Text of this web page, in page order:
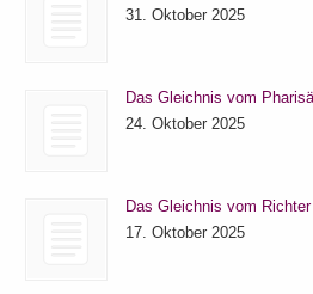
31. Oktober 2025
Das Gleichnis vom
24. Oktober 2025
Das Gleichnis vom
17. Oktober 2025